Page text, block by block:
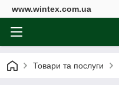
www.wintex.com.ua
Товари та послуги